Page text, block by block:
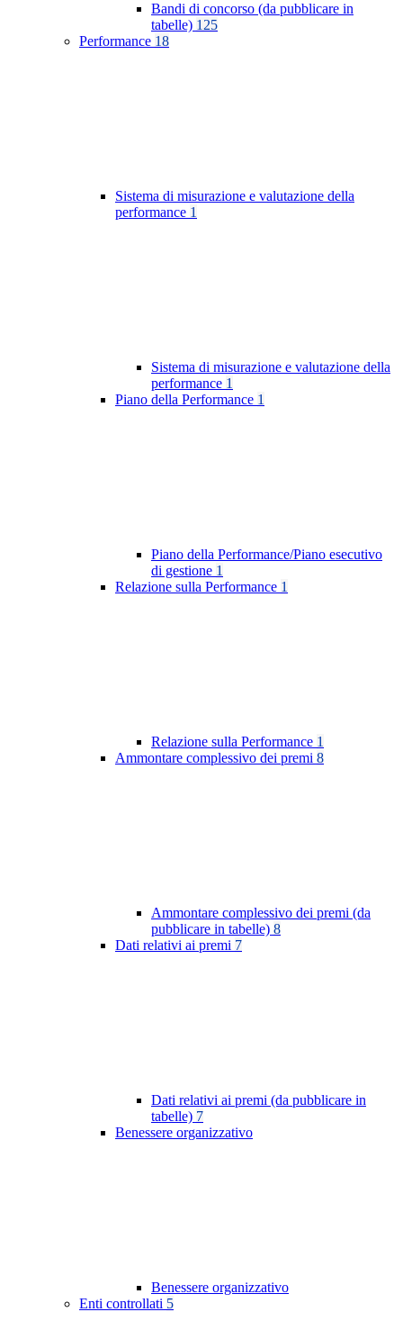
Bandi di concorso (da pubblicare in
tabelle) 125
Performance 18
Sistema di misurazione e valutazione della
performance 1
Sistema di misurazione e valutazione della
performance 1
Piano della Performance 1
Piano della Performance/Piano esecutivo
di gestione 1
Relazione sulla Performance 1
Relazione sulla Performance 1
Ammontare complessivo dei premi 8
Ammontare complessivo dei premi (da
pubblicare in tabelle) 8
Dati relativi ai premi 7
Dati relativi ai premi (da pubblicare in
tabelle) 7
Benessere organizzativo
Benessere organizzativo
Enti controllati 5